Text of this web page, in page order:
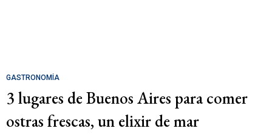
GASTRONOMÍA
3 lugares de Buenos Aires para comer
ostras frescas, un elixir de mar